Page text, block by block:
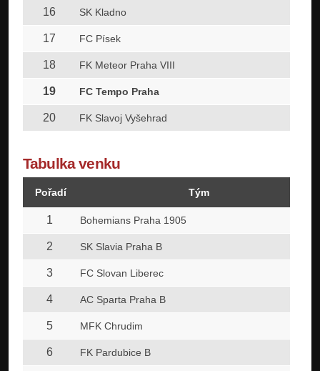
16 SK Kladno
17 FC Písek
18 FK Meteor Praha VIII
19 FC Tempo Praha
20 FK Slavoj Vyšehrad
Tabulka venku
Pořadí Tým
1 Bohemians Praha 1905
2 SK Slavia Praha B
3 FC Slovan Liberec
4 AC Sparta Praha B
5 MFK Chrudim
6 FK Pardubice B